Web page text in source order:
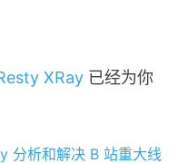
XRay 已经为你
分析和解决 B 站重大线